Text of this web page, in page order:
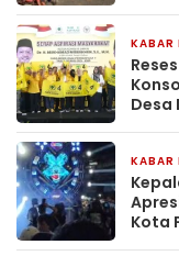
KABAR
Desa
KABAR
Kota